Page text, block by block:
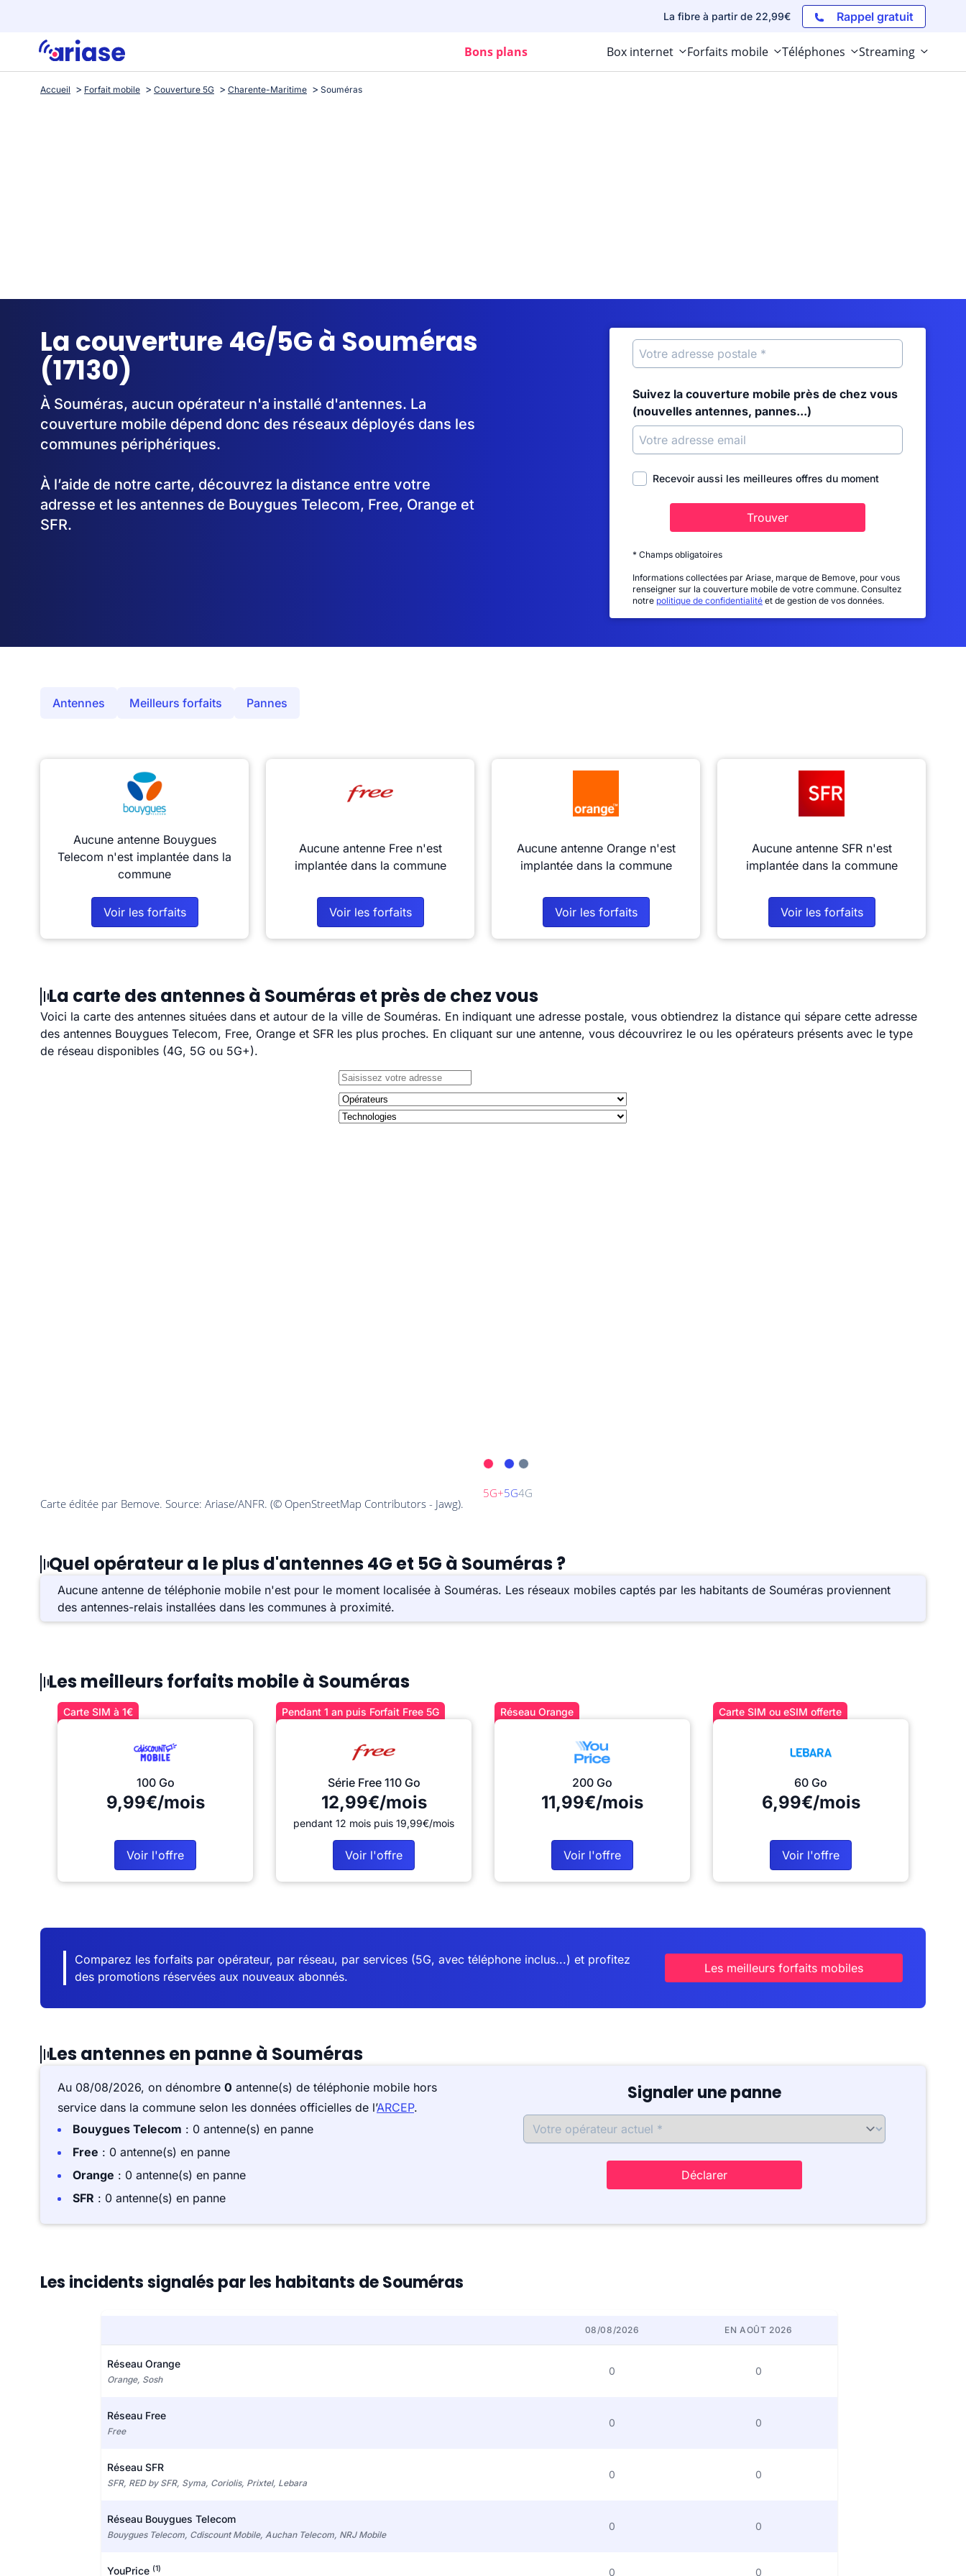
La fibre à partir de 22,99€ Rappel gratuit
Bons plans Box internet Forfaits mobile Téléphones Streaming
Accueil Forfait mobile Couverture 5G Charente-Maritime Souméras
La couverture 4G/5G à Souméras
(17130)
À Souméras, aucun opérateur n'a installé d'antennes. La
couverture mobile dépend donc des réseaux déployés dans les
communes périphériques.
À l’aide de notre carte, découvrez la distance entre votre
adresse et les antennes de Bouygues Telecom, Free, Orange et
SFR.
Suivez la couverture mobile près de chez vous
(nouvelles antennes, pannes...)
Recevoir aussi les meilleures offres du moment
Trouver
* Champs obligatoires
Informations collectées par Ariase, marque de Bemove, pour vous
renseigner sur la couverture mobile de votre commune. Consultez
notre politique de confidentialité et de gestion de vos données.
Antennes Meilleurs forfaits Pannes
Aucune antenne Bouygues
Telecom n'est implantée dans la
commune
Voir les forfaits
Aucune antenne Free n'est
implantée dans la commune
Voir les forfaits
Aucune antenne Orange n'est
implantée dans la commune
Voir les forfaits
Aucune antenne SFR n'est
implantée dans la commune
Voir les forfaits
La carte des antennes à Souméras et près de chez vous
Voici la carte des antennes situées dans et autour de la ville de Souméras. En indiquant une adresse postale, vous obtiendrez la distance qui sépare cette adresse
des antennes Bouygues Telecom, Free, Orange et SFR les plus proches. En cliquant sur une antenne, vous découvrirez le ou les opérateurs présents avec le type
de réseau disponibles (4G, 5G ou 5G+).
Quel opérateur a le plus d'antennes 4G et 5G à Souméras ?
Aucune antenne de téléphonie mobile n'est pour le moment localisée à Souméras. Les réseaux mobiles captés par les habitants de Souméras proviennent
des antennes-relais installées dans les communes à proximité.
Les meilleurs forfaits mobile à Souméras
Carte SIM à 1€
100 Go
9,99€/mois
Voir l'offre
Pendant 1 an puis Forfait Free 5G
Série Free 110 Go
12,99€/mois
pendant 12 mois puis 19,99€/mois
Voir l'offre
Réseau Orange
200 Go
11,99€/mois
Voir l'offre
Carte SIM ou eSIM offerte
60 Go
6,99€/mois
Voir l'offre
Comparez les forfaits par opérateur, par réseau, par services (5G, avec téléphone inclus...) et profitez
des promotions réservées aux nouveaux abonnés.
Les meilleurs forfaits mobiles
Les antennes en panne à Souméras
Au 08/08/2026, on dénombre 0 antenne(s) de téléphonie mobile hors
service dans la commune selon les données officielles de l’ARCEP.
Bouygues Telecom : 0 antenne(s) en panne
Free : 0 antenne(s) en panne
Orange : 0 antenne(s) en panne
SFR : 0 antenne(s) en panne
Signaler une panne
Déclarer
Les incidents signalés par les habitants de Souméras
08/08/2026 EN AOÛT 2026
Réseau Orange
Orange, Sosh
0 0
Réseau Free
Free
0 0
Réseau SFR
SFR, RED by SFR, Syma, Coriolis, Prixtel, Lebara
0 0
Réseau Bouygues Telecom
Bouygues Telecom, Cdiscount Mobile, Auchan Telecom, NRJ Mobile
0 0
YouPrice (1) 0 0